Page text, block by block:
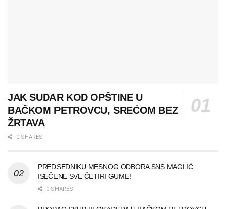
JAK SUDAR KOD OPŠTINE U
BAČKOM PETROVCU, SREĆOM BEZ
ŽRTAVA
0 SHARES
PREDSEDNIKU MESNOG ODBORA SNS MAGLIĆ
ISEČENE SVE ČETIRI GUME!
0 SHARES